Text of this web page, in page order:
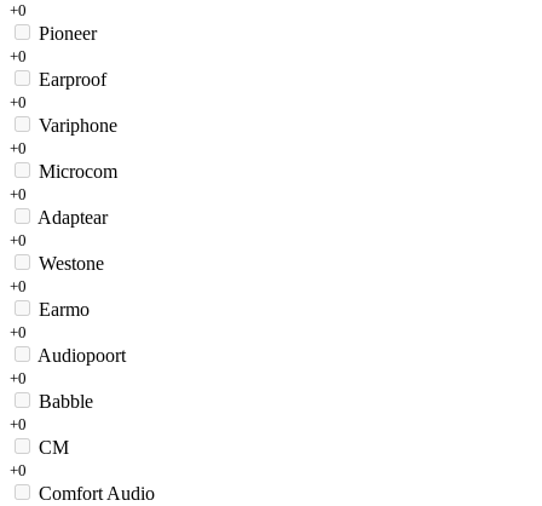
+0
Pioneer
+0
Earproof
+0
Variphone
+0
Microcom
+0
Adaptear
+0
Westone
+0
Earmo
+0
Audiopoort
+0
Babble
+0
CM
+0
Comfort Audio